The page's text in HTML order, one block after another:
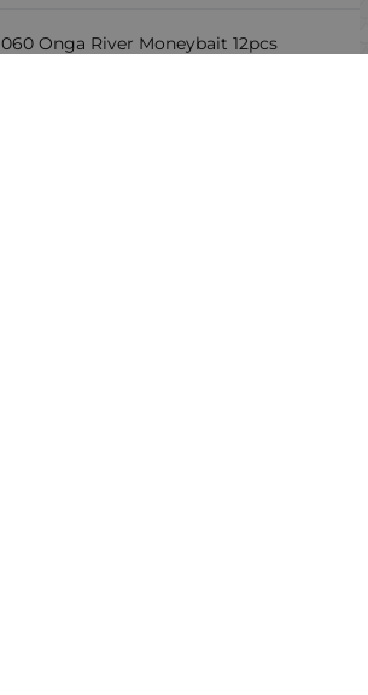
060 Onga River Moneybait 12pcs